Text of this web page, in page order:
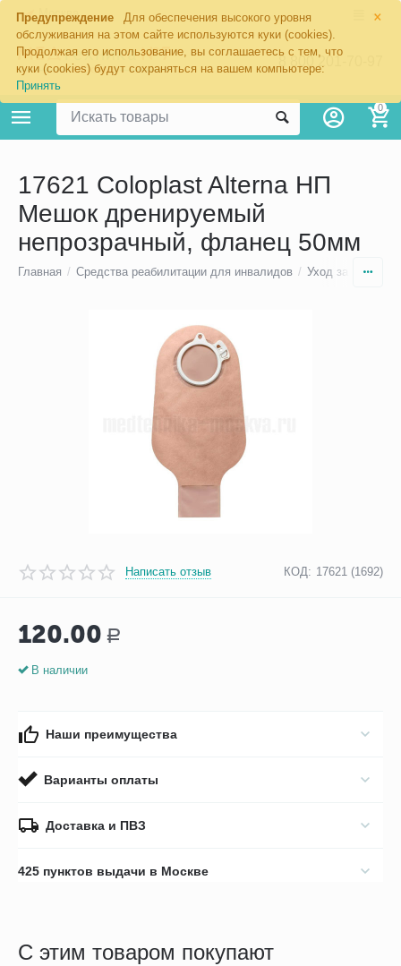
×
Предупреждение
Для обеспечения высокого уровня
обслуживания на этом сайте используются куки (cookies).
Продолжая его использование, вы соглашаетесь с тем, что
куки (cookies) будут сохраняться на вашем компьютере:
Принять
Москва
8 800 201-70-97
0
17621 Coloplast Alterna НП
Мешок дренируемый
непрозрачный, фланец 50мм
Главная / Средства реабилитации для инвалидов / Уход за стомой
Написать отзыв КОД: 17621 (1692)
120.00 Р
В наличии
Наши преимущества
Варианты оплаты
Доставка и ПВЗ
425 пунктов выдачи в Москве
С этим товаром покупают